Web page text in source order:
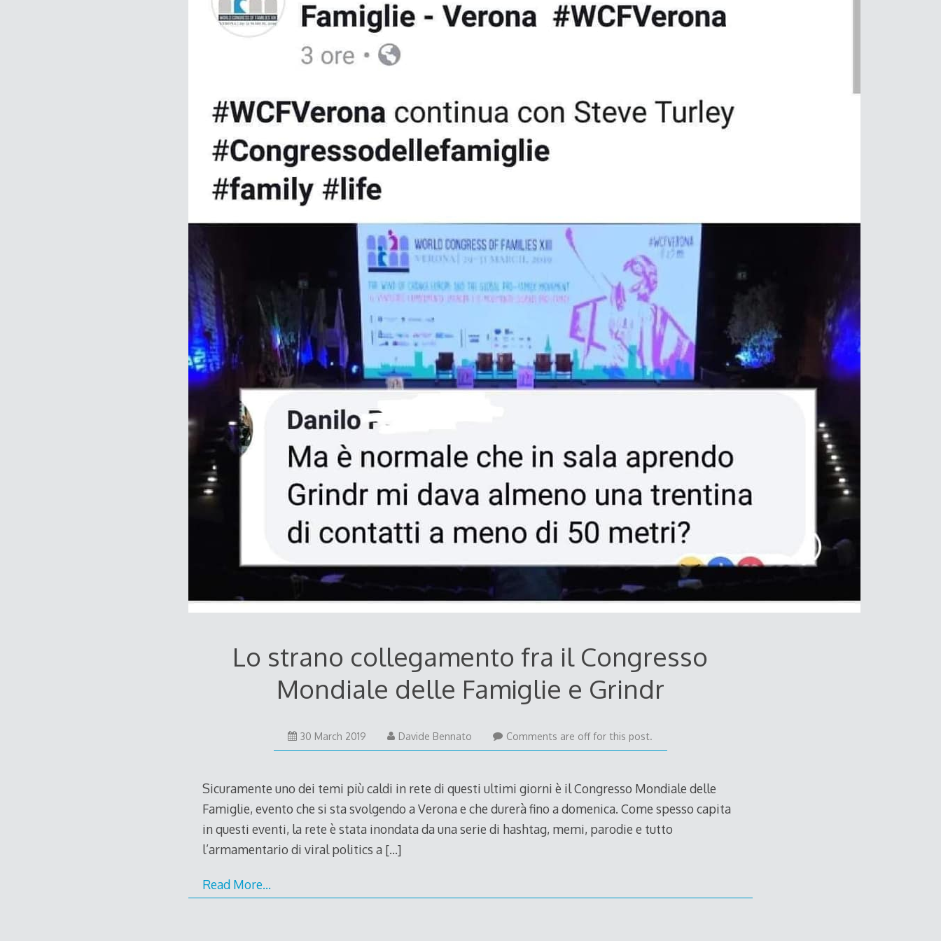
Lo strano collegamento fra il Congresso
Mondiale delle Famiglie e Grindr
30 March 2019
March
Davide Bennato Comments are off for this post.
Sicuramente uno dei temi più caldi in rete di questi ultimi giorni è il Congresso Mondiale delle
Famiglie, evento che si sta svolgendo a Verona e che durerà fino a domenica. Come spesso capita
in questi eventi, la rete è stata inondata da una serie di hashtag, memi, parodie e tutto
l’armamentario di viral politics a […]
Read More…